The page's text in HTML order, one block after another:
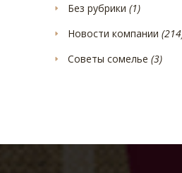
Без рубрики (1)
Новости компании
Советы сомелье (3)